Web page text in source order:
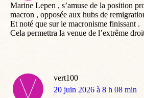
Marine Lepen , s’amuse de la position
macron , opposée aux hubs de
Et noté que sur le macronisme finissant .
Cela permettra la venue de l’extrême
vert100
dit
20 juin 2026 à 8 h 08 min